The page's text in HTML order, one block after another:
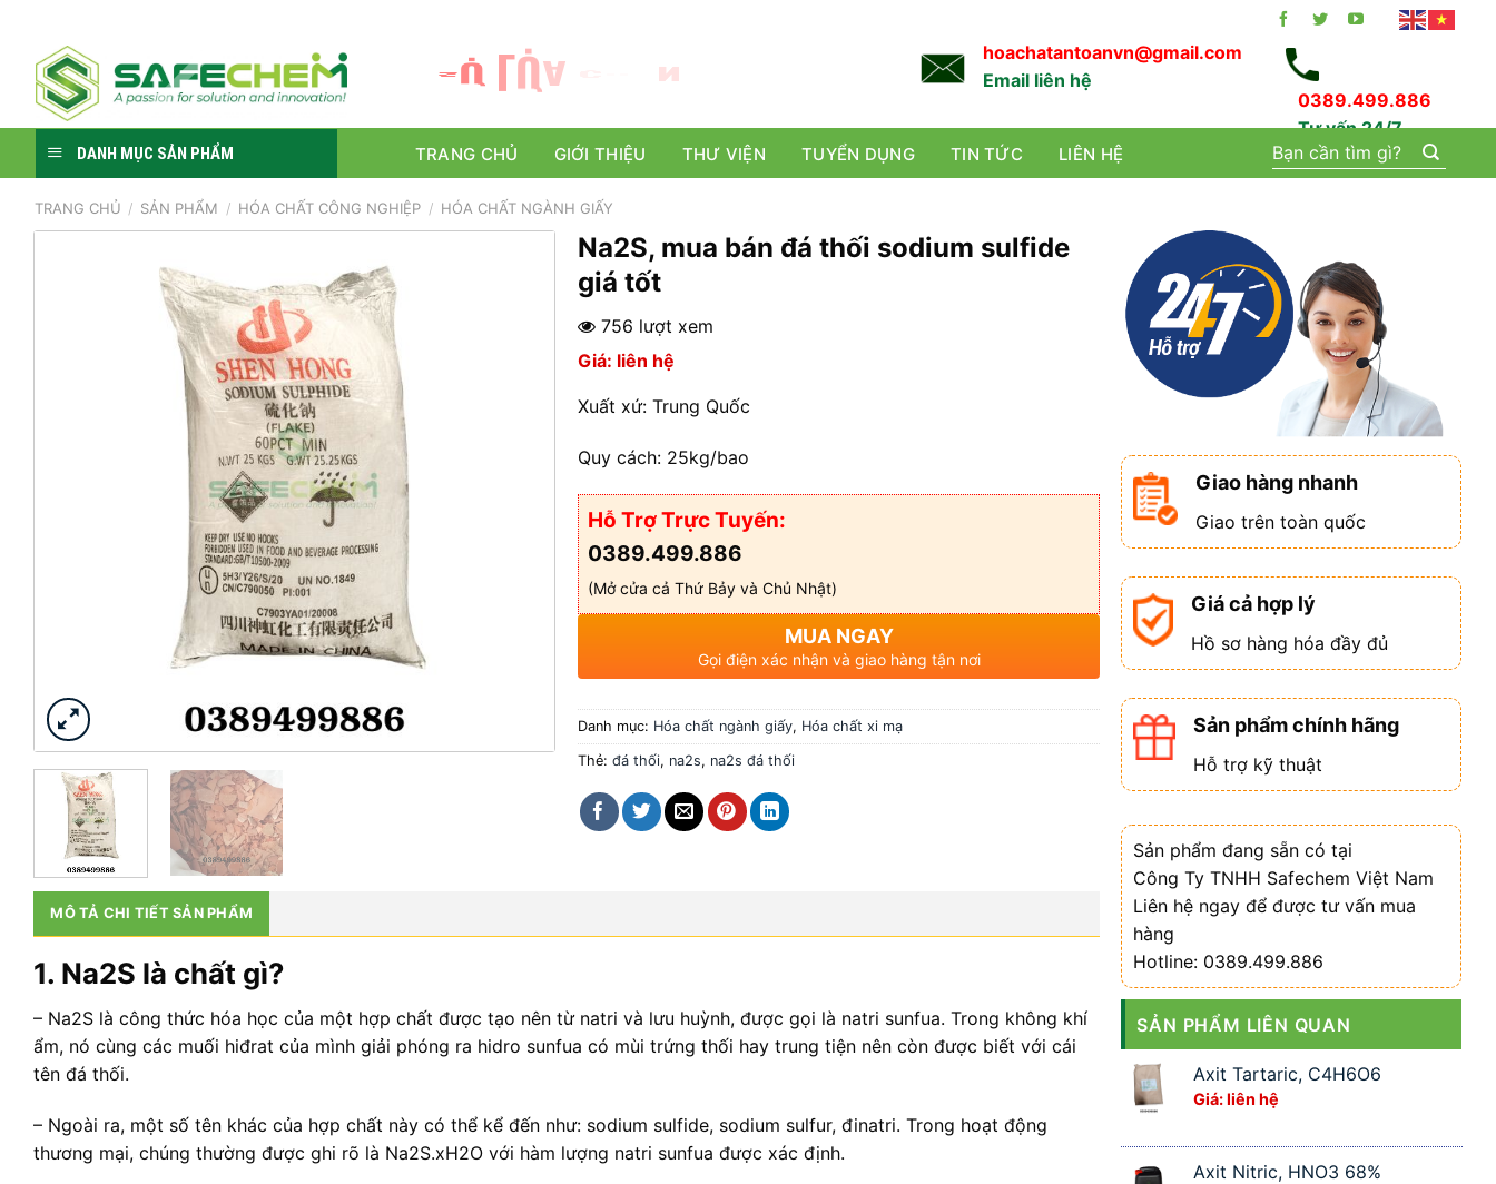
content
SỰ LỰA N
hoachatantoanvn@gmail.com
Email liên hệ
0389.499.886
Tư vấn 24/7
DANH MỤC SẢN PHẨM TRANG CHỦ GIỚI THIỆU THƯ VIỆN TUYỂN DỤNG TIN TỨC LIÊN HỆ
Tìm
kiếm:
TRANG CHỦ / SẢN PHẨM / HÓA CHẤT CÔNG NGHIỆP / HÓA CHẤT NGÀNH GIẤY
Na2S, mua bán đá thối sodium sulfide
giá tốt
756 lượt xem
Giá: liên hệ
Xuất xứ: Trung Quốc
Quy cách: 25kg/bao
Hỗ Trợ Trực Tuyến:
0389.499.886
(Mở cửa cả Thứ Bảy và Chủ Nhật)
MUA NGAY
Gọi điện xác nhận và giao hàng tận nơi
Danh mục: Hóa chất ngành giấy, Hóa chất xi mạ
Thẻ: đá thối, na2s, na2s đá thối
MÔ TẢ CHI TIẾT SẢN PHẨM
1. Na2S là chất gì?
– Na2S là công thức hóa học của một hợp chất được tạo nên từ natri và lưu huỳnh, được gọi là natri sunfua. Trong không khí
ẩm, nó cùng các muối hiđrat của mình giải phóng ra hidro sunfua có mùi trứng thối hay trung tiện nên còn được biết với cái
tên đá thối.
– Ngoài ra, một số tên khác của hợp chất này có thể kể đến như: sodium sulfide, sodium sulfur, đinatri. Trong hoạt động
thương mại, chúng thường được ghi rõ là Na2S.xH2O với hàm lượng natri sunfua được xác định.
Giao hàng nhanh
Giao trên toàn quốc
Giá cả hợp lý
Hồ sơ hàng hóa đầy đủ
Sản phẩm chính hãng
Hỗ trợ kỹ thuật
Sản phẩm đang sẵn có tại
Công Ty TNHH Safechem Việt Nam
Liên hệ ngay để được tư vấn mua
hàng
Hotline: 0389.499.886
SẢN PHẨM LIÊN QUAN
Axit Tartaric, C4H6O6
Giá: liên hệ
Axit Nitric, HNO3 68%